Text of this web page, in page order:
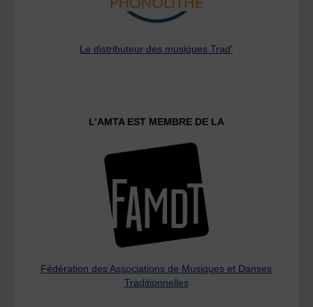
Le distributeur des musiques Trad'
L’AMTA EST MEMBRE DE LA
Fédération des Associations de Musiques et Danses
Traditionnelles